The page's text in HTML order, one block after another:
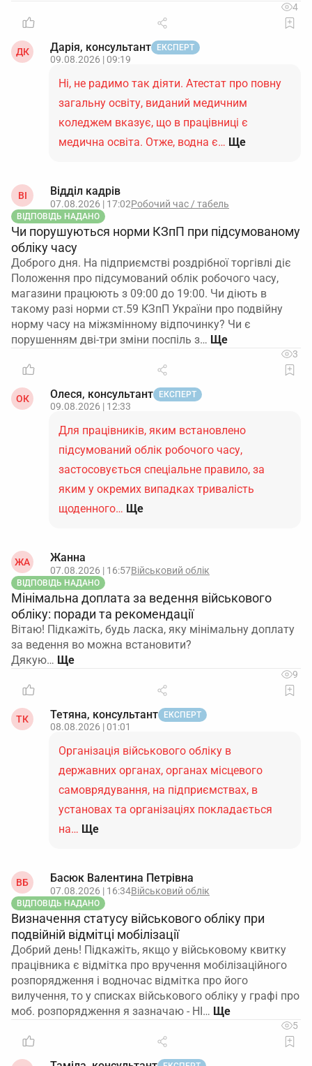
4
ДК Дарія, консультант ЕКСПЕРТ
09.08.2026 | 09:19
Ні, не радимо так діяти. Атестат про повну
загальну освіту, виданий медичним
коледжем вказує, що в працівниці є
медична освіта. Отже, водна є… Ще
ВІ Відділ кадрів
07.08.2026 | 17:02Робочий час / табель
ВІДПОВІДЬ НАДАНО
Чи порушуються норми КЗпП при підсумованому
обліку часу
Доброго дня. На підприємстві роздрібної торгівлі діє
Положення про підсумований облік робочого часу,
магазини працюють з 09:00 до 19:00. Чи діють в
такому разі норми ст.59 КЗпП України про подвійну
норму часу на міжзмінному відпочинку? Чи є
порушенням дві-три зміни поспіль з…
3
ОК Олеся, консультант ЕКСПЕРТ
09.08.2026 | 12:33
Для працівників, яким встановлено
підсумований облік робочого часу,
застосовується спеціальне правило, за
яким у окремих випадках тривалість
щоденного… Ще
ЖА Жанна
07.08.2026 | 16:57Військовий облік
ВІДПОВІДЬ НАДАНО
Мінімальна доплата за ведення військового
обліку: поради та рекомендації
Вітаю! Підкажіть, будь ласка, яку мінімальну доплату
за ведення во можна встановити?
Дякую…
9
ТК Тетяна, консультант ЕКСПЕРТ
08.08.2026 | 01:01
Організація військового обліку в
державних органах, органах місцевого
самоврядування, на підприємствах, в
установах та організаціях покладається
на… Ще
ВБ Басюк Валентина Петрівна
07.08.2026 | 16:34Військовий облік
ВІДПОВІДЬ НАДАНО
Визначення статусу військового обліку при
подвійній відмітці мобілізації
Добрий день! Підкажіть, якщо у військовому квитку
працівника є відмітка про вручення мобілізаційного
розпорядження і водночас відмітка про його
вилучення, то у списках військового обліку у графі про
моб. розпорядження я зазначаю - НІ…
5